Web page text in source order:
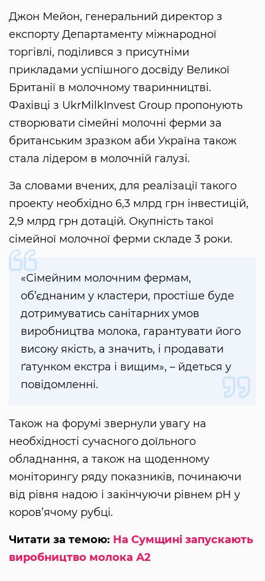
Джон Мейон, генеральний директор з
експорту Департаменту міжнародної
торгівлі, поділився з присутніми
прикладами успішного досвіду Великої
Британії в молочному тваринництві.
Фахівці з UkrMilkInvest Group пропонують
створювати сімейні молочні ферми за
британським зразком аби Україна також
стала лідером в молочній галузі.
За словами вчених, для реалізації такого
проекту необхідно 6,3 млрд грн інвестицій,
2,9 млрд грн дотацій. Окупність такої
сімейної молочної ферми складе 3 роки.
«Сімейним молочним фермам,
об’єднаним у кластери, простіше буде
дотримуватись санітарних умов
виробництва молока, гарантувати його
високу якість, а значить, і продавати
ґатунком екстра і вищим», – йдеться у
повідомленні.
Також на форумі звернули увагу на
необхідності сучасного доїльного
обладнання, а також на щоденному
моніторингу ряду показників, починаючи
від рівня надою і закінчуючи рівнем pH у
коров’ячому рубці.
Читати за темою: На Сумщині запускають
виробництво молока А2